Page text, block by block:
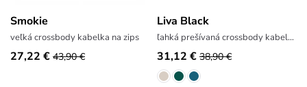
Smokie
veľká crossbody kabelka na zips
27,22 € 43,90 €
Liva Black
ľahká prešívaná crossbody kabelka
31,12 € 38,90 €